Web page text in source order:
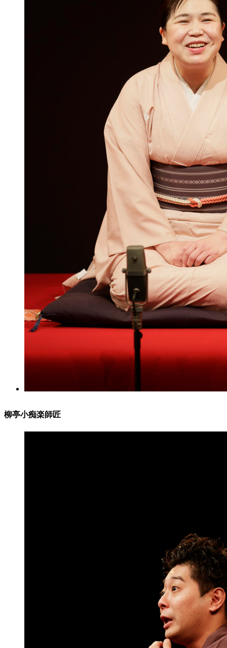
柳亭小痴楽師匠